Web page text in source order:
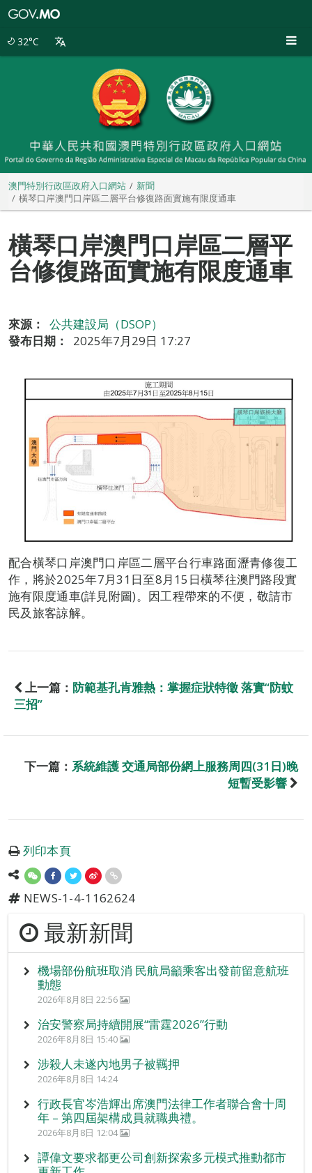
32°C
澳門特別行政區政府入口網站
新聞
橫琴口岸澳門口岸區二層平台修復路面實施有限度通車
橫琴口岸澳門口岸區二層平
台修復路面實施有限度通車
來源：
公共建設局（DSOP）
發布日期：
2025年7月29日 17:27
配合橫琴口岸澳門口岸區二層平台行車路面瀝青修復工
作，將於2025年7月31日至8月15日橫琴往澳門路段實
施有限度通車(詳見附圖)。因工程帶來的不便，敬請市
民及旅客諒解。
上一篇： 防範基孔肯雅熱：掌握症狀特徵 落實“防蚊
三招”
下一篇： 系統維護 交通局部份網上服務周四(31日)晚
短暫受影響
列印本頁
NEWS-1-4-1162624
最新新聞
機場部份航班取消 民航局籲乘客出發前留意航班
動態
2026年8月8日 22:56
治安警察局持續開展“雷霆2026”行動
2026年8月8日 15:40
涉殺人未遂內地男子被羈押
2026年8月8日 14:24
行政長官岑浩輝出席澳門法律工作者聯合會十周
年 – 第四屆架構成員就職典禮。
2026年8月8日 12:04
譚偉文要求都更公司創新探索多元模式推動都市